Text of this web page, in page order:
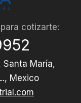
cotizarte:
Santa María,
Mexico